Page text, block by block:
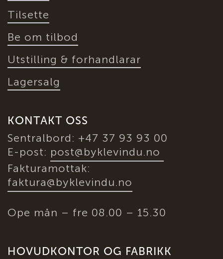
Tilsette
Be om tilbod
Utstilling & forhandlarar
Lagersalg
KONTAKT OSS
Sentralbord: +47 37 93 93 00
E-post: post@byklevindu.no
Fakturamottak:
faktura@byklevindu.no
Ope mån – fre 08.00 – 15.30
HOVUDKONTOR OG FABRIKK